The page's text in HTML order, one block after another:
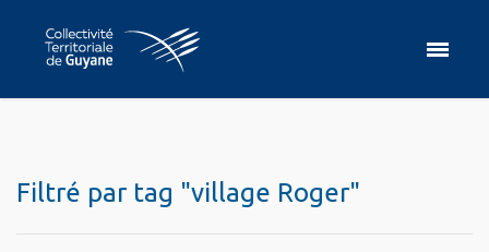
Filtré par tag "village Roger"